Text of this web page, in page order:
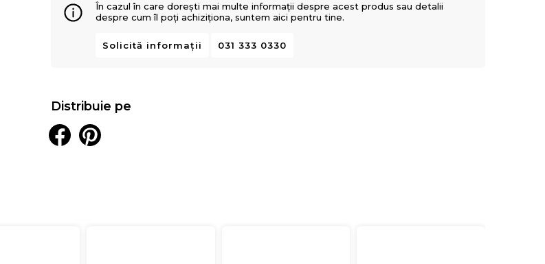
În cazul în care dorești mai multe informații despre acest produs sau detalii
despre cum îl poți achiziționa, suntem aici pentru tine.
Solicită informații 031 333 0330
Distribuie pe